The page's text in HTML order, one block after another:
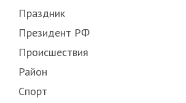
Праздник
Президент РФ
Происшествия
Район
Спорт